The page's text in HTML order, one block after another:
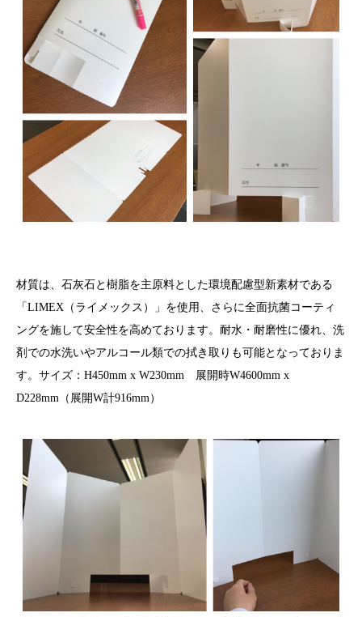
材質は、石灰石と樹脂を主原料とした環境配慮型新素材である
「LIMEX（ライメックス）」を使用、さらに全面抗菌コーティ
ングを施して安全性を高めております。耐水・耐磨性に優れ、洗
剤での水洗いやアルコール類での拭き取りも可能となっておりま
す。サイズ：H450mm x W230mm 展開時W4600mm x
D228mm（展開W計916mm）